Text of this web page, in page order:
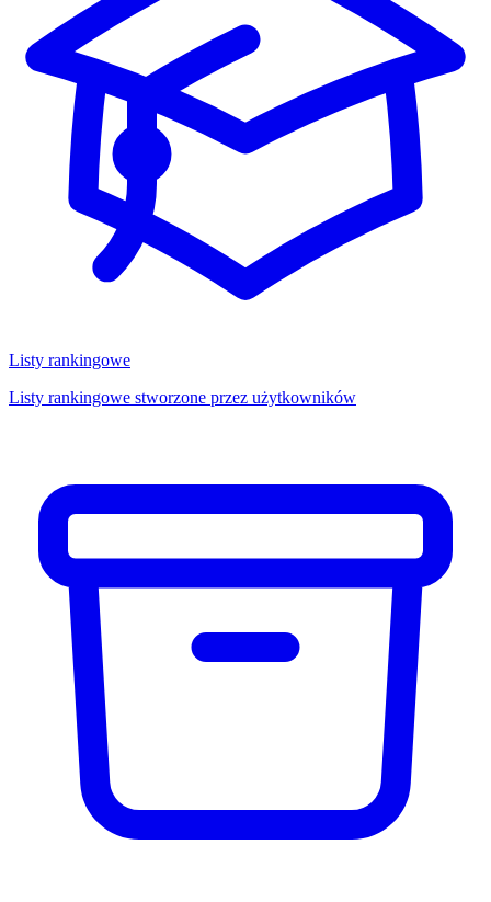
Listy rankingowe
Listy rankingowe stworzone przez użytkowników